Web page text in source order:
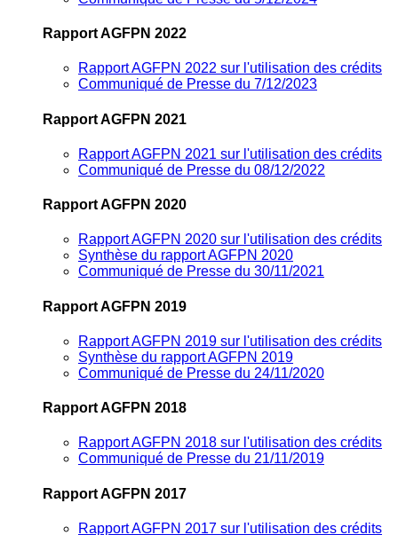
Rapport AGFPN 2022
Rapport AGFPN 2022 sur l'utilisation des crédits
Communiqué de Presse du 7/12/2023
Rapport AGFPN 2021
Rapport AGFPN 2021 sur l'utilisation des crédits
Communiqué de Presse du 08/12/2022
Rapport AGFPN 2020
Rapport AGFPN 2020 sur l'utilisation des crédits
Synthèse du rapport AGFPN 2020
Communiqué de Presse du 30/11/2021
Rapport AGFPN 2019
Rapport AGFPN 2019 sur l'utilisation des crédits
Synthèse du rapport AGFPN 2019
Communiqué de Presse du 24/11/2020
Rapport AGFPN 2018
Rapport AGFPN 2018 sur l'utilisation des crédits
Communiqué de Presse du 21/11/2019
Rapport AGFPN 2017
Rapport AGFPN 2017 sur l'utilisation des crédits